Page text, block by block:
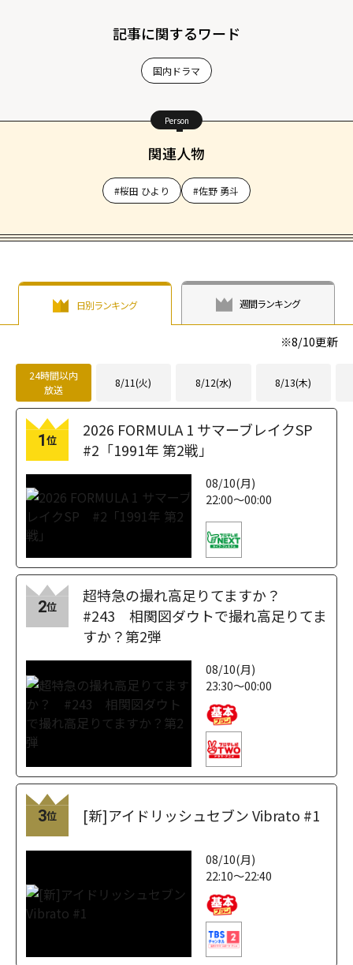
記事に関するワード
国内ドラマ
Person
関連人物
#桜田 ひより #佐野 勇斗
日別ランキング 週間ランキング
※8/10更新
24時間以内
放送
8/11(火) 8/12(水) 8/13(木)
1位
2026 FORMULA 1 サマーブレイクSP
#2「1991年 第2戦」
08/10(月)
22:00～00:00
2位
超特急の撮れ高足りてますか？
#243 相関図ダウトで撮れ高足りてま
すか？第2弾
08/10(月)
23:30～00:00
3位 [新]アイドリッシュセブン Vibrato #1
08/10(月)
22:10～22:40